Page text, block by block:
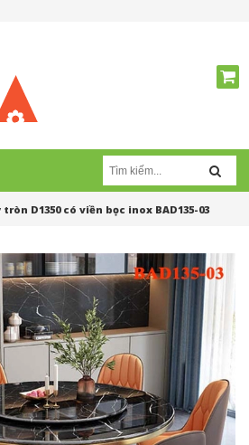
tròn D1350 có viền bọc inox BAD135-03